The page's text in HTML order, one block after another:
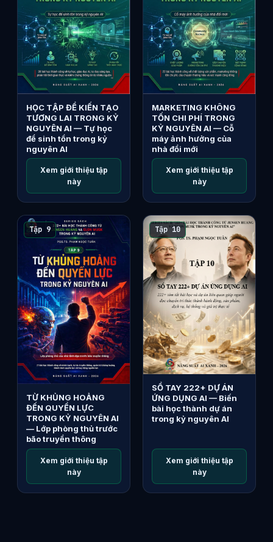
HỌC TẬP ĐỂ KIẾN TẠO
TƯƠNG LAI TRONG KỶ
NGUYÊN AI — Tự học
để sinh tồn trong kỷ
nguyên AI
Xem giới thiệu tập
này
MARKETING KHÔNG
TỐN CHI PHÍ TRONG
KỶ NGUYÊN AI — Cỗ
máy ảnh hưởng của
nhà đổi mới
Xem giới thiệu tập
này
Tập 9
TỪ KHỦNG HOẢNG
ĐẾN QUYỀN LỰC
TRONG KỶ NGUYÊN AI
— Lớp phòng thủ trước
bão truyền thông
Xem giới thiệu tập
này
Tập 10
SỔ TAY 222+ DỰ ÁN
ỨNG DỤNG AI — Biến
bài học thành dự án
trong kỷ nguyên AI
Xem giới thiệu tập
này